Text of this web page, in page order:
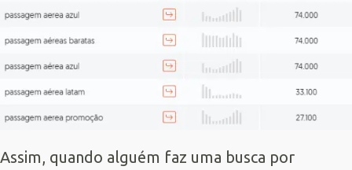
Assim, quando alguém faz uma busca por